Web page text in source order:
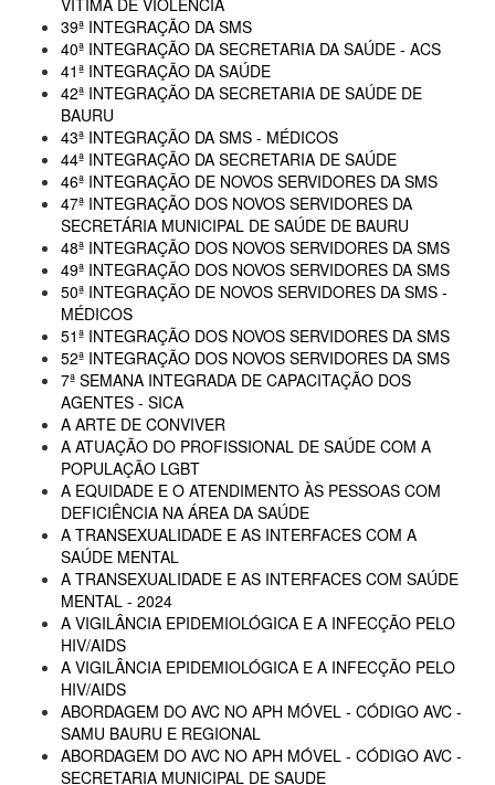
VÍTIMA DE VIOLÊNCIA
39ª INTEGRAÇÃO DA SMS
40ª INTEGRAÇÃO DA SECRETARIA DA SAÚDE - ACS
41ª INTEGRAÇÃO DA SAÚDE
42ª INTEGRAÇÃO DA SECRETARIA DE SAÚDE DE
BAURU
43ª INTEGRAÇÃO DA SMS - MÉDICOS
44ª INTEGRAÇÃO DA SECRETARIA DE SAÚDE
46ª INTEGRAÇÃO DE NOVOS SERVIDORES DA SMS
47ª INTEGRAÇÃO DOS NOVOS SERVIDORES DA
SECRETÁRIA MUNICIPAL DE SAÚDE DE BAURU
48ª INTEGRAÇÃO DOS NOVOS SERVIDORES DA SMS
49ª INTEGRAÇÃO DOS NOVOS SERVIDORES DA SMS
50ª INTEGRAÇÃO DE NOVOS SERVIDORES DA SMS -
MÉDICOS
51ª INTEGRAÇÃO DOS NOVOS SERVIDORES DA SMS
52ª INTEGRAÇÃO DOS NOVOS SERVIDORES DA SMS
7ª SEMANA INTEGRADA DE CAPACITAÇÃO DOS
AGENTES - SICA
A ARTE DE CONVIVER
A ATUAÇÃO DO PROFISSIONAL DE SAÚDE COM A
POPULAÇÃO LGBT
A EQUIDADE E O ATENDIMENTO ÀS PESSOAS COM
DEFICIÊNCIA NA ÁREA DA SAÚDE
A TRANSEXUALIDADE E AS INTERFACES COM A
SAÚDE MENTAL
A TRANSEXUALIDADE E AS INTERFACES COM SAÚDE
MENTAL - 2024
A VIGILÂNCIA EPIDEMIOLÓGICA E A INFECÇÃO PELO
HIV/AIDS
A VIGILÂNCIA EPIDEMIOLÓGICA E A INFECÇÃO PELO
HIV/AIDS
ABORDAGEM DO AVC NO APH MÓVEL - CÓDIGO AVC -
SAMU BAURU E REGIONAL
ABORDAGEM DO AVC NO APH MÓVEL - CÓDIGO AVC -
SECRETARIA MUNICIPAL DE SAUDE